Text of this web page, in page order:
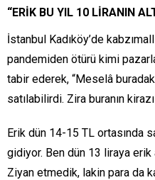
“ERİK BU YIL 10 LİRANIN
İstanbul Kadıköy’de
pandemiden ötürü kimi
tabir ederek, “Meselâ
satılabilirdi. Zira buranın
Erik dün 14-15 TL ortasında
gidiyor. Ben dün 13 liraya erik
Ziyan etmedik, lakin para da